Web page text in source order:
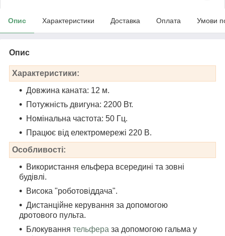
Опис Характеристики Доставка Оплата Умови
Опис
Характеристики:
Довжина каната: 12 м.
Потужність двигуна: 2200 Вт.
Номінальна частота: 50 Гц.
Працює від електромережі 220 В.
Особливості:
Використання ельфера всередині та зовні
будівлі.
Висока "роботовіддача".
Дистанційне керування за допомогою
дротового пульта.
Блокування тельфера за допомогою гальма у